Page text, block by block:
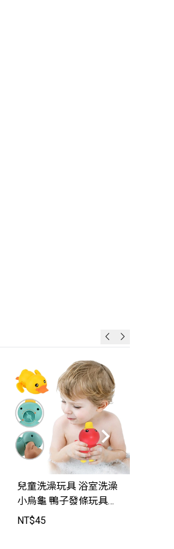
兒童洗澡玩具 浴室洗澡
小烏龜 鴨子發條玩具
【SJ9803】JoyBaby
NT$45